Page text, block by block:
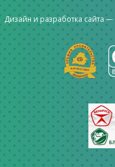
Дизайн и разработка сайта —